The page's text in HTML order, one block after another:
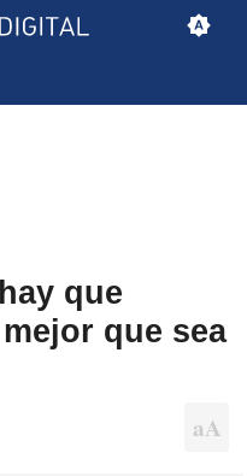
que
que sea